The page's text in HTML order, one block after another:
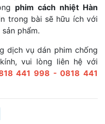
phim cách nhiệt Hàn
trong bài sẽ hữu ích với
phẩm.
dịch vụ dán phim chống
vui lòng liên hệ với
441 998 - 0818 441